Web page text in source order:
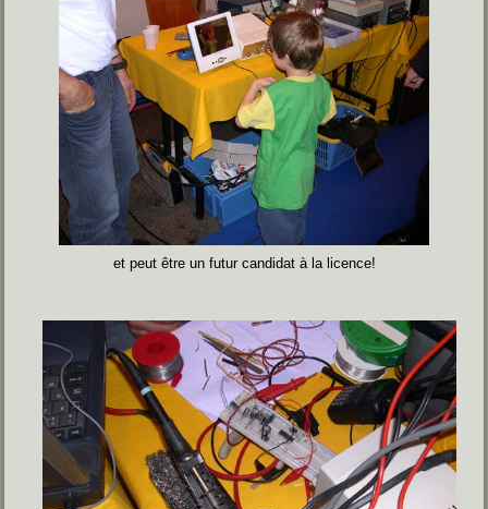
et peut être un futur candidat à la licence!